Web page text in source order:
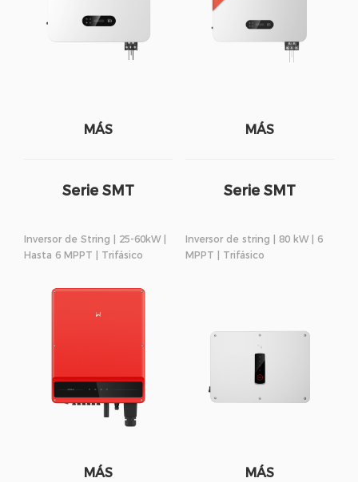
MÁS MÁS
Serie SMT
Inversor de String | 25-60kW |
Hasta 6 MPPT | Trifásico
MÁS
Serie SMT
Inversor de string | 80 kW | 6
MPPT | Trifásico
MÁS